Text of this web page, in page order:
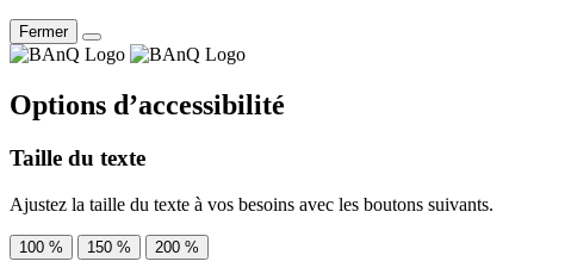
Fermer
Options d’accessibilité
Taille du texte
Ajustez la taille du texte à vos besoins avec les boutons suivants.
100 % 150 % 200 %